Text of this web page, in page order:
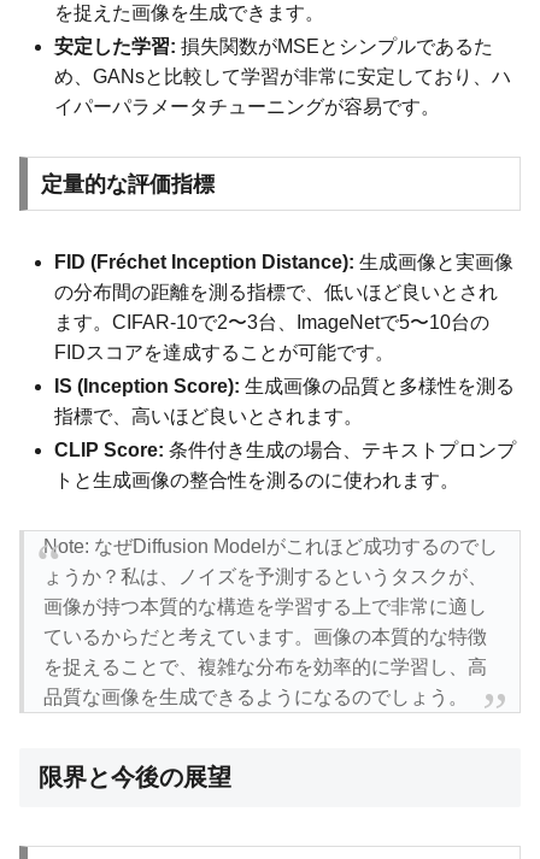
を捉えた画像を生成できます。
安定した学習: 損失関数がMSEとシンプルであるた
め、GANsと比較して学習が非常に安定しており、ハ
イパーパラメータチューニングが容易です。
定量的な評価指標
FID (Fréchet Inception Distance): 生成画像と実画像
の分布間の距離を測る指標で、低いほど良いとされ
ます。CIFAR-10で2〜3台、ImageNetで5〜10台の
FIDスコアを達成することが可能です。
IS (Inception Score): 生成画像の品質と多様性を測る
指標で、高いほど良いとされます。
CLIP Score: 条件付き生成の場合、テキストプロンプ
トと生成画像の整合性を測るのに使われます。
Note: なぜDiffusion Modelがこれほど成功するのでし
ょうか？私は、ノイズを予測するというタスクが、
画像が持つ本質的な構造を学習する上で非常に適し
ているからだと考えています。画像の本質的な特徴
を捉えることで、複雑な分布を効率的に学習し、高
品質な画像を生成できるようになるのでしょう。
限界と今後の展望